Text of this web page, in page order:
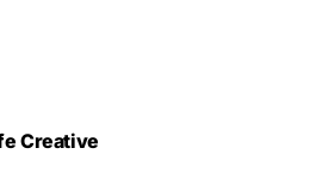
Creative